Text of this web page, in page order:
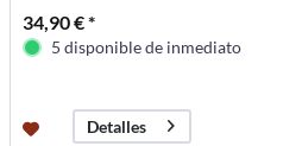
34,90 € *
5 disponible de inmediato
Detalles